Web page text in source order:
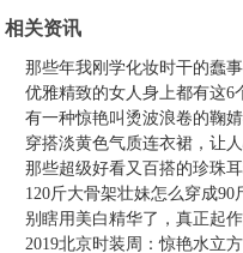
相关资讯
那些年我刚学化妆时干的蠢
优雅精致的女人身上都有这6
有一种惊艳叫烫波浪卷的鞠
穿搭淡黄色气质连衣裙，让人
那些超级好看又百搭的珍珠
120斤大骨架壮妹怎么穿成90
别瞎用美白精华了，真正起
2019北京时装周：惊艳水立方